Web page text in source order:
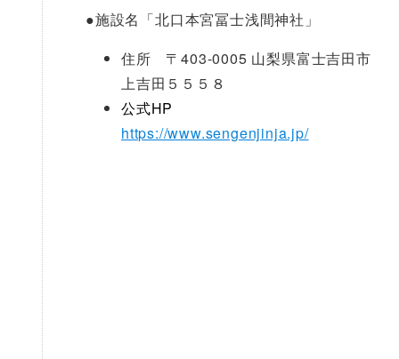
●施設名「北口本宮冨士浅間神社」
住所 〒403-0005 山梨県富士吉田市
上吉田５５５８
公式HP
https://www.sengenjinja.jp/